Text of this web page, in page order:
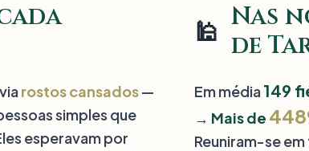
rostos cansados—
simples que
esperavam por
🕌 Nas
de
Em média 150
→ Mais de
Reuniram-se